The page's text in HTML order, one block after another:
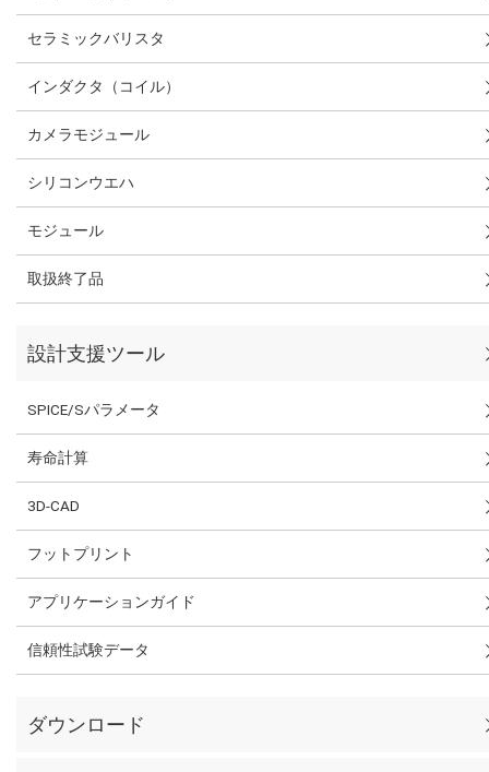
セラミックバリスタ
インダクタ（コイル）
カメラモジュール
シリコンウエハ
モジュール
取扱終了品
設計支援ツール
SPICE/Sパラメータ
寿命計算
3D-CAD
フットプリント
アプリケーションガイド
信頼性試験データ
ダウンロード